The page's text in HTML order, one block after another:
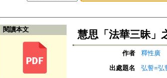
閱讀本文 慧思「法華三昧」
作者
釋性廣
出處題名
弘誓=弘